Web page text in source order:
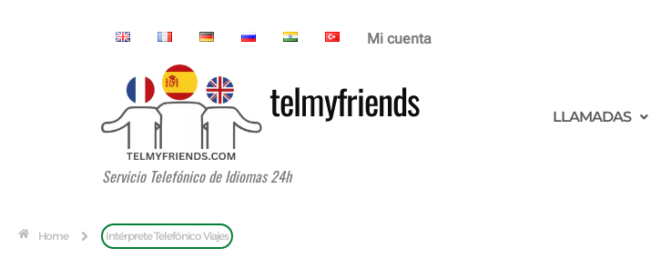
Mi cuenta
telmyfriends LLAMADAS
Servicio Telefónico de Idiomas 24h
Home Intérprete Telefónico Viajes